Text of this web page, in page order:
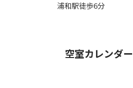
浦和駅徒歩6分
空室カレンダー